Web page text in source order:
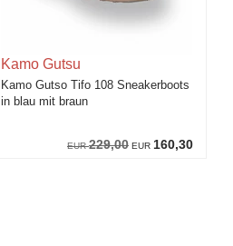
EUR229,00 EUR 160,30
Kamo Gutsu
Kamo Gutso Tifo 108 Sneakerboots
in blau mit braun